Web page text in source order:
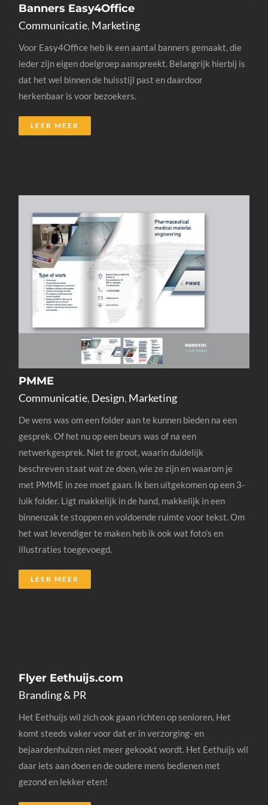
Banners Easy4Office
Communicatie, Marketing
Voor Easy4Office heb ik een aantal banners gemaakt, die
ieder zijn eigen doelgroep aanspreekt. Belangrijk hierbij is
dat het wel binnen de huisstijl past en daardoor
herkenbaar is voor bezoekers.
LEER MEER
PMME
Communicatie, Design, Marketing
De wens was om een folder aan te kunnen bieden na een
gesprek. Of het nu op een beurs was of na een
netwerkgesprek. Niet te groot, waarin duidelijk
beschreven staat wat ze doen, wie ze zijn en waarom je
met PMME in zee moet gaan. Ik ben uitgekomen op een 3-
luik folder. Ligt makkelijk in de hand, makkelijk in een
binnenzak te stoppen en voldoende ruimte voor tekst. Om
het wat levendiger te maken heb ik ook wat foto’s en
illustraties toegevoegd.
LEER MEER
Flyer Eethuijs.com
Branding & PR
Het Eethuijs wil zich ook gaan richten op senioren. Het
komt steeds vaker voor dat er in verzorging- en
bejaardenhuizen niet meer gekookt wordt. Het Eethuijs wil
daar iets aan doen en de oudere mens bedienen met
gezond en lekker eten!